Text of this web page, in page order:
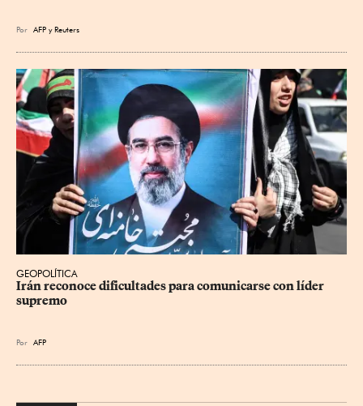
Por AFP yReuters
GEOPOLÍTICA
Irán reconoce dificultades para comunicarse con líder
supremo
Por AFP